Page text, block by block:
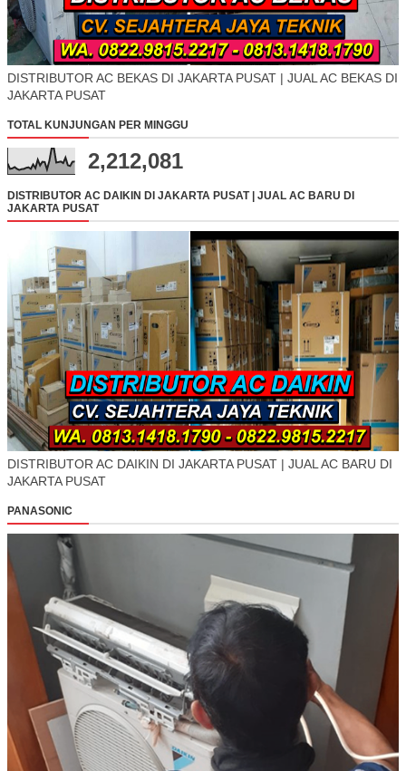
DISTRIBUTOR AC BEKAS DI JAKARTA PUSAT | JUAL AC BEKAS DI
JAKARTA PUSAT
TOTAL KUNJUNGAN PER MINGGU
2,212,081
DISTRIBUTOR AC DAIKIN DI JAKARTA PUSAT | JUAL AC BARU DI
JAKARTA PUSAT
DISTRIBUTOR AC DAIKIN DI JAKARTA PUSAT | JUAL AC BARU DI
JAKARTA PUSAT
PANASONIC